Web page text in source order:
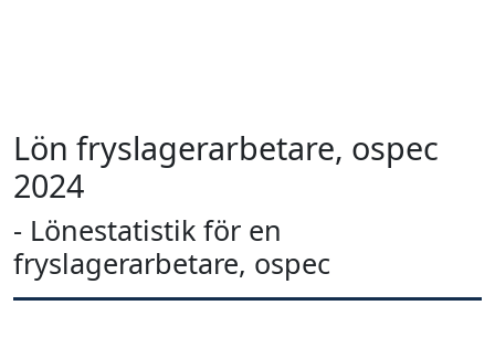
Lön fryslagerarbetare, ospec
2024
- Lönestatistik för en
fryslagerarbetare, ospec